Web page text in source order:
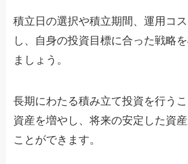
積立日の選択や積立期間、運用コ
し、自身の投資目標に合った戦略
ましょう。
長期にわたる積み立て投資を行う
資産を増やし、将来の安定した資
ことができます。